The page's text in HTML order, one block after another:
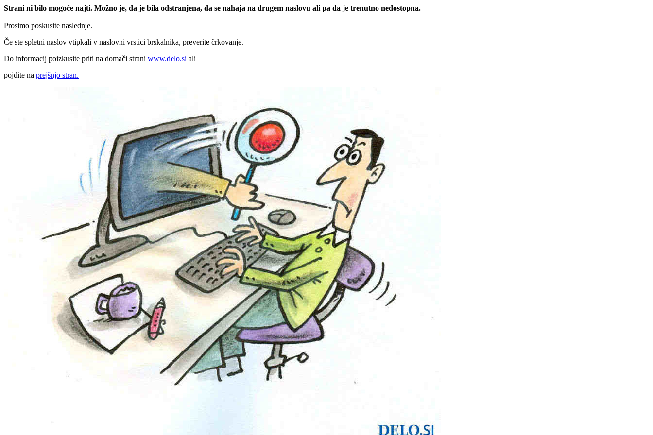
Strani ni bilo mogoče najti. Možno je, da je bila odstranjena, da se nahaja na drugem naslovu ali pa da je trenutno nedostopna.
Prosimo poskusite naslednje.
Če ste spletni naslov vtipkali v naslovni vrstici brskalnika, preverite črkovanje.
Do informacij poizkusite priti na domači strani www.delo.si ali
pojdite na prejšnjo stran.